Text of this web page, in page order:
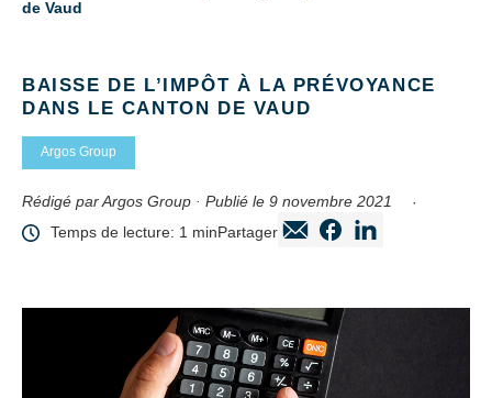
de Vaud
BAISSE DE L’IMPÔT À LA PRÉVOYANCE
DANS LE CANTON DE VAUD
Argos Group
Rédigé par Argos Group · Publié le 9 novembre 2021
Temps de lecture: 1 minPartager